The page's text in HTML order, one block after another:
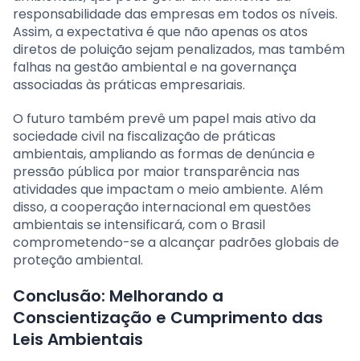
responsabilidade das empresas em todos os níveis.
Assim, a expectativa é que não apenas os atos
diretos de poluição sejam penalizados, mas também
falhas na gestão ambiental e na governança
associadas às práticas empresariais.
O futuro também prevê um papel mais ativo da
sociedade civil na fiscalização de práticas
ambientais, ampliando as formas de denúncia e
pressão pública por maior transparência nas
atividades que impactam o meio ambiente. Além
disso, a cooperação internacional em questões
ambientais se intensificará, com o Brasil
comprometendo-se a alcançar padrões globais de
proteção ambiental.
Conclusão: Melhorando a
Conscientização e Cumprimento das
Leis Ambientais